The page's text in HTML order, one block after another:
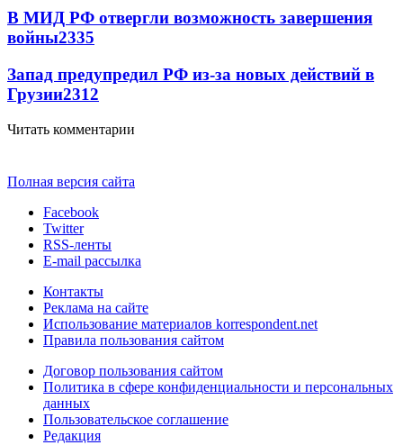
В МИД РФ отвергли возможность завершения
войны2335
Запад предупредил РФ из-за новых действий в
Грузии2312
Читать комментарии
Полная версия сайта
Facebook
Twitter
RSS-ленты
E-mail рассылка
Контакты
Реклама на сайте
Использование материалов korrespondent.net
Правила пользования сайтом
Договор пользования сайтом
Политика в сфере конфиденциальности и персональных
данных
Пользовательское соглашение
Редакция